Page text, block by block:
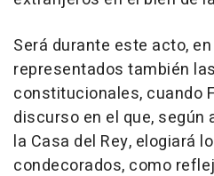
Será durante este acto,
representados también
constitucionales, cuando
discurso en el que,
la Casa del Rey, elogiará
condecorados, como